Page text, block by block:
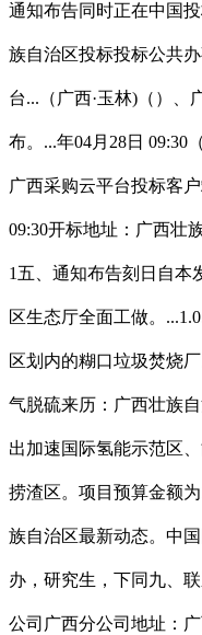
通知布告同时正在中国
族自治区投标投标公共
台...（广西·玉林)（）、
布。...年04月28日 09:30
广西采购云平台投标客
09:30开标地址：广西壮
1五、通知布告刻日自本
区生态厅全面工做。
区划内的糊口垃圾焚烧
气脱硫来历：广西壮族自
出加速国际氢能示范区
捞渣区。项目预算金额
族自治区最新动态。中
办，研究生，下同九、
公司广西分公司地址：